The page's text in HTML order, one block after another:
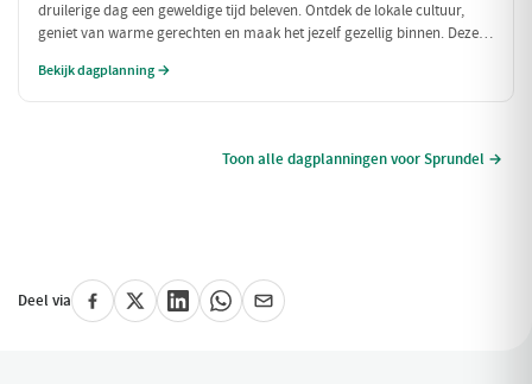
druilerige dag een geweldige tijd beleven. Ontdek de lokale cultuur,
geniet van warme gerechten en maak het jezelf gezellig binnen. Deze
wilt genieten van alles wat Chaam te bieden heeft.
Bekijk dagplanning →
Toon alle dagplanningen voor Sprundel →
Deel via